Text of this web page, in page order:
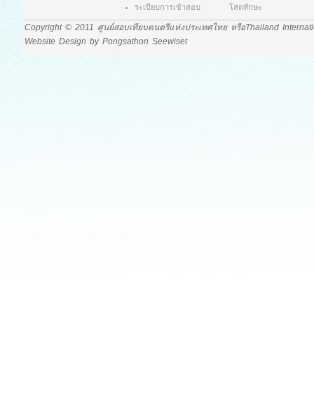
ระเบียบการเข้าสอบ
โสตทักษะ
Copyright © 2011 ศูนย์สอบเทียบดนตรีแห่งประเทศไทย หรือThailand
Website Design by Pongsathon Seewiset